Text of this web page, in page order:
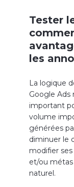
Tester
les
La logique
Google
important
volume
générées
diminuer le
modifier
et/ou
naturel.